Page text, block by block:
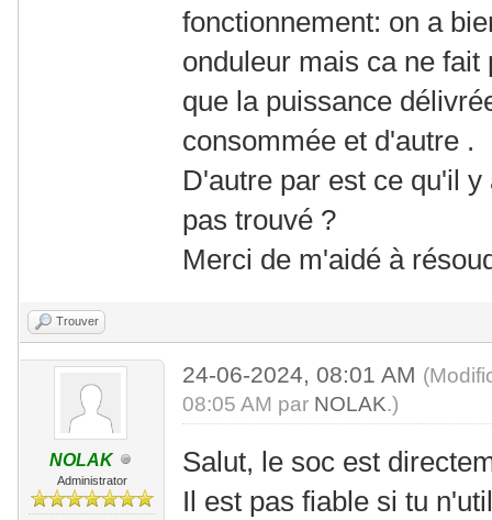
fonctionnement: on a
onduleur mais ca ne
que la puissance
consommée et d'autre .
D'autre par est ce qu'il
pas trouvé ?
Merci de m'aidé à
Trouver
NOLAK
Administrator
24-06-2024, 08:01 AM
08:05 AM par NOLAK.)
Salut, le soc est
Il est pas fiable si tu